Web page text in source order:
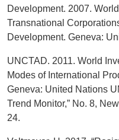
Development. 2007.
Transnational
Development. Geneva:
UNCTAD. 2011. World
Modes of International
Geneva: United Nations
Trend Monitor,” No. 8,
24.